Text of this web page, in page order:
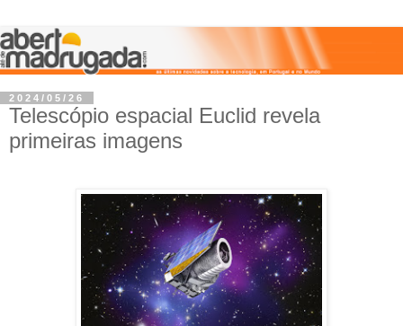
2024/05/26
Telescópio espacial Euclid revela
primeiras imagens